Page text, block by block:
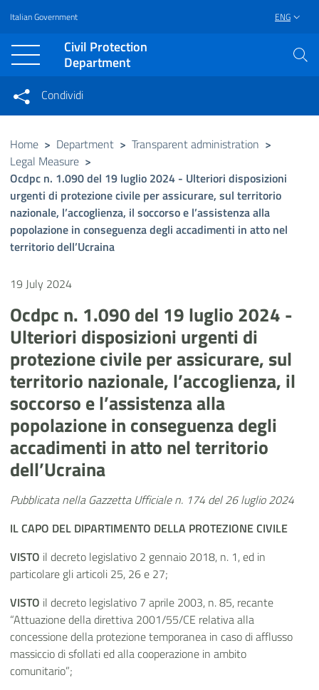
Vai al contenuto principale
Raggiungi il piè di pagina
Italian Government ENG
Civil Protection
Department
Condividi su Facebook
Condividi su Twitter
Condividi
Condividi sui social network
Home > Department > Transparent administration >
Legal Measure >
Ocdpc n. 1.090 del 19 luglio 2024 - Ulteriori disposizioni
urgenti di protezione civile per assicurare, sul territorio
nazionale, l’accoglienza, il soccorso e l’assistenza alla
popolazione in conseguenza degli accadimenti in atto nel
territorio dell’Ucraina
19 July 2024
Ocdpc n. 1.090 del 19 luglio 2024 -
Ulteriori disposizioni urgenti di
protezione civile per assicurare, sul
territorio nazionale, l’accoglienza, il
soccorso e l’assistenza alla
popolazione in conseguenza degli
accadimenti in atto nel territorio
dell’Ucraina
Pubblicata nella Gazzetta Ufficiale n. 174 del 26 luglio 2024
ILCAPO DEL DIPARTIMENTO DELLA PROTEZIONE CIVILE
VISTO il decreto legislativo 2 gennaio 2018, n. 1, ed in
particolare gli articoli 25, 26 e 27;
VISTO il decreto legislativo 7 aprile 2003, n. 85, recante
“Attuazione della direttiva 2001/55/CE relativa alla
concessione della protezione temporanea in caso di afflusso
massiccio di sfollati ed alla cooperazione in ambito
comunitario”;